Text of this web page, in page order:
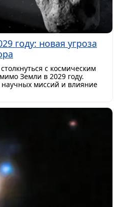
году: новая угроза
с космическим
Земли в 2029 году.
миссий и влияние